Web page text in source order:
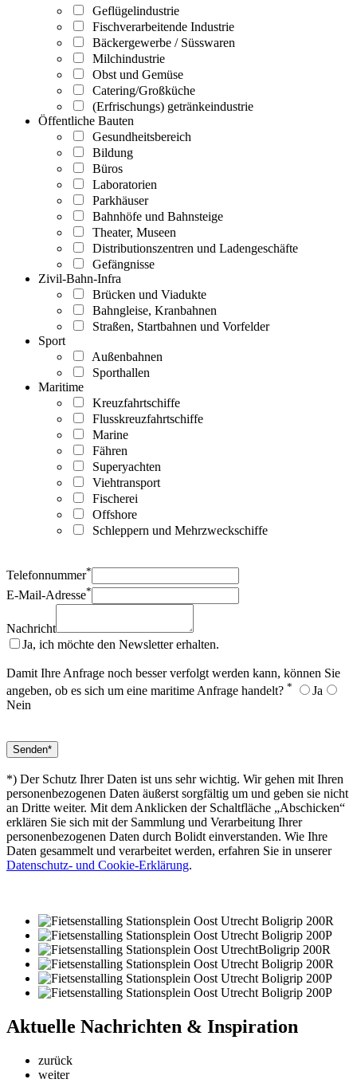
Geflügelindustrie
Fischverarbeitende Industrie
Bäckergewerbe / Süsswaren
Milchindustrie
Obst und Gemüse
Catering/Großküche
(Erfrischungs) getränkeindustrie
Öffentliche Bauten
Gesundheitsbereich
Bildung
Büros
Laboratorien
Parkhäuser
Bahnhöfe und Bahnsteige
Theater, Museen
Distributionszentren und Ladengeschäfte
Gefängnisse
Zivil-Bahn-Infra
Brücken und Viadukte
Bahngleise, Kranbahnen
Straßen, Startbahnen und Vorfelder
Sport
Außenbahnen
Sporthallen
Maritime
Kreuzfahrtschiffe
Flusskreuzfahrtschiffe
Marine
Fähren
Superyachten
Viehtransport
Fischerei
Offshore
Schleppern und Mehrzweckschiffe
Telefonnummer*
E-Mail-Adresse*
Nachricht
Ja, ich möchte den Newsletter erhalten.
Damit Ihre Anfrage noch besser verfolgt werden kann, können Sie
angeben, ob es sich um eine maritime Anfrage handelt? *
Ja
Nein
*) Der Schutz Ihrer Daten ist uns sehr wichtig. Wir gehen mit Ihren
personenbezogenen Daten äußerst sorgfältig um und geben sie nicht
an Dritte weiter. Mit dem Anklicken der Schaltfläche „Abschicken“
erklären Sie sich mit der Sammlung und Verarbeitung Ihrer
personenbezogenen Daten durch Bolidt einverstanden. Wie Ihre
Daten gesammelt und verarbeitet werden, erfahren Sie in unserer
Datenschutz- und Cookie-Erklärung.
Aktuelle Nachrichten & Inspiration
zurück
weiter